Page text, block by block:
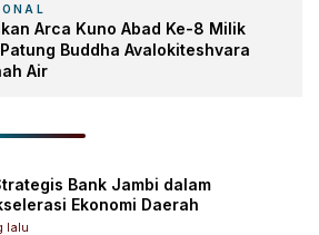
Arca Kuno Abad Ke-8 Milik
Buddha Avalokiteshvara
Air
Bank Jambi dalam
Ekonomi Daerah
lalu